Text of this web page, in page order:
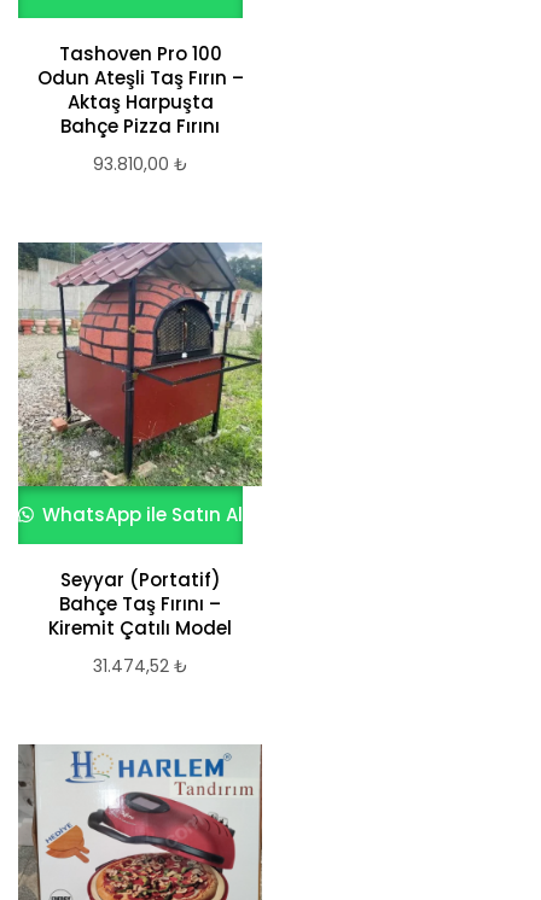
Tashoven Pro 100
Odun Ateşli Taş Fırın –
Aktaş Harpuşta
Bahçe Pizza Fırını
93.810,00 ₺
WhatsApp ile Satın Al
Seyyar (Portatif)
Bahçe Taş Fırını –
Kiremit Çatılı Model
31.474,52 ₺